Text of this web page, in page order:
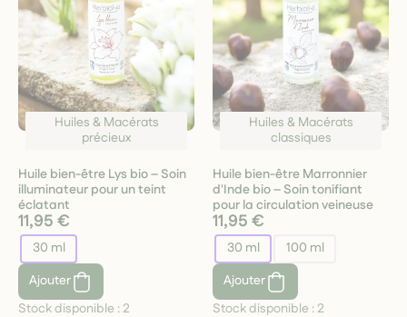
Huiles & Macérats
précieux
Huile bien-être Lys bio – Soin
illuminateur pour un teint
éclatant
11,95 €
30 ml
Ajouter
Stock disponible : 2
Huiles & Macérats
classiques
Huile bien-être Marronnier
d'Inde bio – Soin tonifiant
pour la circulation veineuse
11,95 €
30 ml
100 ml
Ajouter
Stock disponible : 2